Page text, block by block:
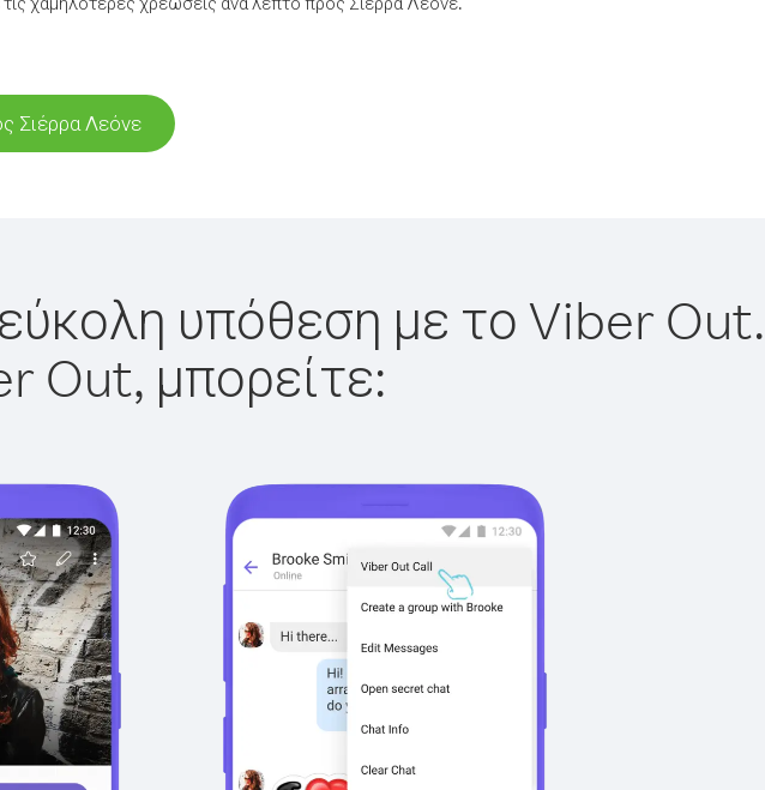
Σιέρρα Λεόνε
υπόθεση με το Viber Out.
Out, μπορείτε: